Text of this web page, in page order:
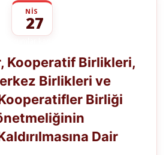
NIS
27
Birlikleri,
Kooperatif
Merkez
ve
Türkiye
Milli
Kooperatifler
Birliği
Kooperatif Birlikleri,
Birlikleri ve
Birliği
Dair